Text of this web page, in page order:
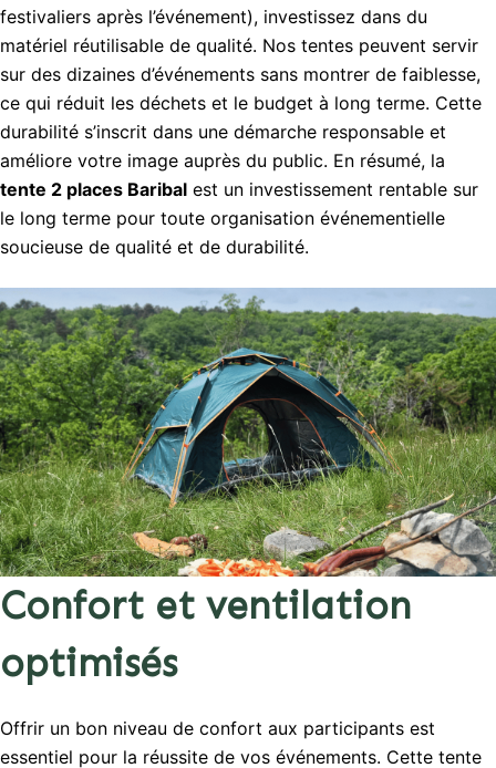
festivaliers après l’événement), investissez dans du
matériel réutilisable de qualité. Nos tentes peuvent servir
sur des dizaines d’événements sans montrer de faiblesse,
ce qui réduit les déchets et le budget à long terme. Cette
durabilité s’inscrit dans une démarche responsable et
améliore votre image auprès du public. En résumé, la
tente 2 places Baribal est un investissement rentable sur
le long terme pour toute organisation événementielle
soucieuse de qualité et de durabilité.
Confort et ventilation
optimisés
Offrir un bon niveau de confort aux participants est
essentiel pour la réussite de vos événements. Cette tente